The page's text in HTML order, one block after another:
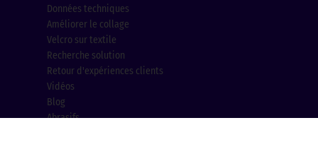
Données techniques
Améliorer le collage
Velcro sur textile
Recherche solution
Retour d'expériences clients
Vidéos
Blog
Abrasifs